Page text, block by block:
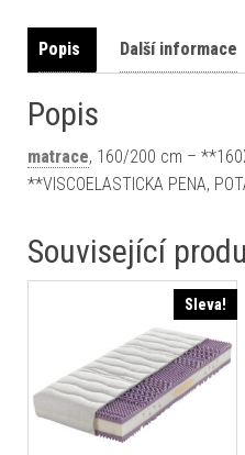
Popis Další informace
Popis
matrace, 160/200 cm –
**VISCOELASTICKA PENA,
Související
Sleva!